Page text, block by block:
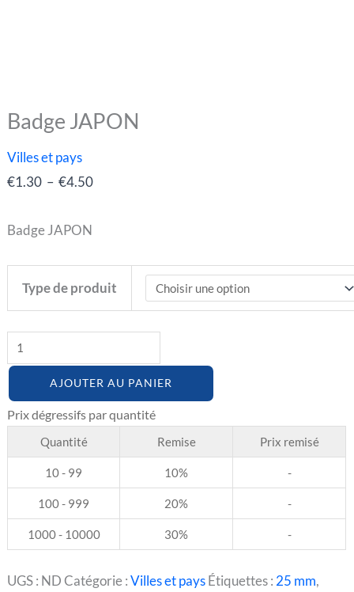
Badge JAPON
Villes et pays
€1.30 – €4.50
Plage
Badge JAPON
Type de produit
quantité
AJOUTER AU PANIER
Quantité Remise Prix remisé
10 - 99 10% -
100 - 999 20% -
1000 - 10000 30% -
UGS : NDCatégorie :Villes et paysÉtiquettes : 25 mm,